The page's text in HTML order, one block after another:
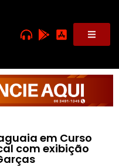
em Curso
com exibição